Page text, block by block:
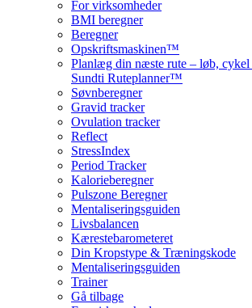
For virksomheder
BMI beregner
Beregner
Opskriftsmaskinen™
Planlæg din næste rute – løb, cykel
Sundti Ruteplanner™
Søvnberegner
Gravid tracker
Ovulation tracker
Reflect
StressIndex
Period Tracker
Kalorieberegner
Pulszone Beregner
Mentaliseringsguiden
Livsbalancen
Kærestebarometeret
Din Kropstype & Træningskode
Mentaliseringsguiden
Trainer
Gå tilbage